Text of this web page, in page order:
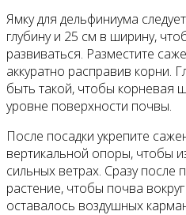
Ямку для дельфиниума
глубину и 25 см в ширину,
развиваться. Разместите
аккуратно расправив корни.
быть такой, чтобы корневая
уровне поверхности почвы.
После посадки укрепите
вертикальной опоры, чтобы
сильных ветрах. Сразу после
растение, чтобы почва
оставалось воздушных